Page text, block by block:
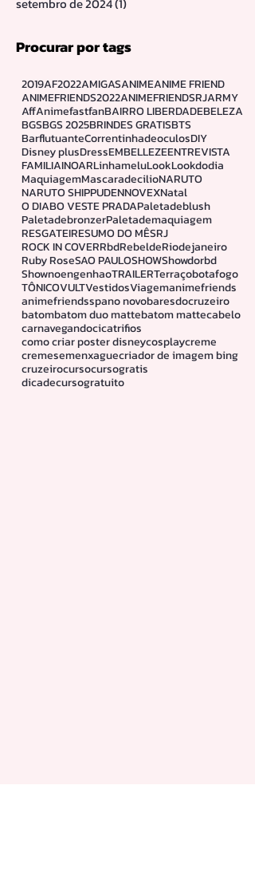
Procurar por tags
2019AF2022AMIGASANIMEANIME FRIEND
ANIMEFRIENDS2022ANIMEFRIENDSRJARMY
AffAnimefastfanBAIRRO LIBERDADEBELEZA
BGSBGS 2025BRINDES GRATISBTS
BarflutuanteCorrentinhadeoculosDIY
Disney plusDressEMBELLEZEENTREVISTA
FAMILIAINOARLinhameluLookLookdodia
MaquiagemMascaradecilioNARUTO
NARUTO SHIPPUDENNOVEXNatal
O DIABO VESTE PRADAPaletadeblush
PaletadebronzerPaletademaquiagem
RESGATEIRESUMO DO MÊSRJ
ROCK IN COVERRbdRebeldeRiodejaneiro
Ruby RoseSAO PAULOSHOWShowdorbd
ShownoengenhaoTRAILERTerraçobotafogo
TÔNICOVULTVestidosViagemanimefriends
animefriendsspano novobaresdocruzeiro
batombatom duo mattebatom mattecabelo
carnavegandocicatrifios
como criar poster disneycosplaycreme
cremesemenxaguecriador de imagem bing
cruzeirocursocursogratis
dicadecursogratuito